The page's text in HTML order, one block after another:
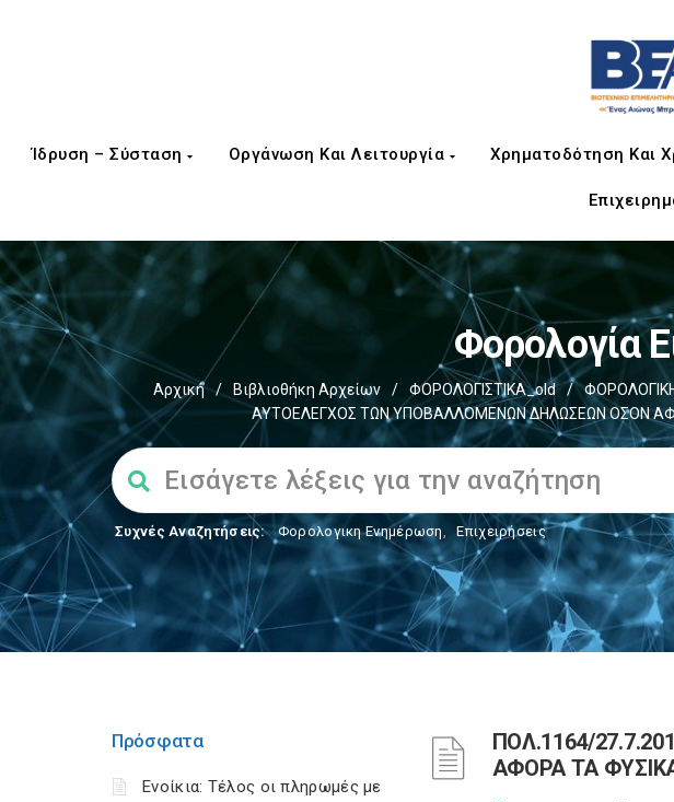
Ίδρυση – Σύσταση Οργάνωση Και Λειτουργία Χρηματοδότηση Και
Φορολογία
Αρχική / Βιβλιοθήκη Αρχείων / ΦΟΡΟΛΟΓΙΣΤΙΚΑ_old /
ΑΥΤΟΕΛΕΓΧΟΣ ΤΩΝ ΥΠΟΒΑΛΛΟΜΕΝΩΝ ΔΗΛΩΣΕΩΝ ΟΣΟΝ
Συχνές Αναζητήσεις: Φορολογικη Ενημέρωση, Επιχειρήσεις
Πρόσφατα
Ενοίκια: Τέλος οι πληρωμές με
ΠΟΛ.1164/
ΑΦΟΡΑ ΤΑ